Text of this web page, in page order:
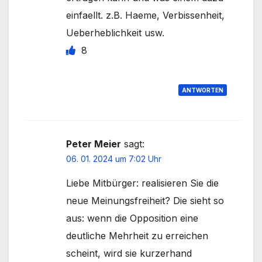
einfaellt. z.B. Haeme, Verbissenheit,
Ueberheblichkeit usw.
8
ANTWORTEN
Peter Meier sagt:
06. 01. 2024 um 7:02 Uhr
Liebe Mitbürger: realisieren Sie die
neue Meinungsfreiheit? Die sieht so
aus: wenn die Opposition eine
deutliche Mehrheit zu erreichen
scheint, wird sie kurzerhand